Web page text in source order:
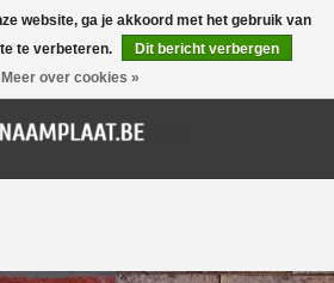
0 Artikelen - €0,00
website, ga je akkoord met het gebruik van
te verbeteren.
Dit bericht verbergen
Meer over cookies »